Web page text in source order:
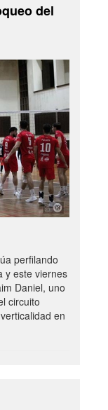
del
perfilando
y este viernes
Daniel, uno
circuito
en